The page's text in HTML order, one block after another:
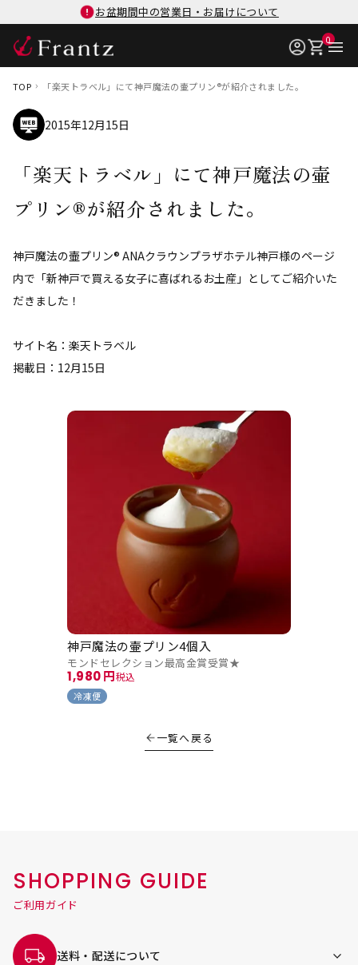
お盆期間中の営業日・お届けについて
0
TOP 「楽天トラベル」にて神戸魔法の壷プリン®が紹介されました。
2015年12月15日
「楽天トラベル」にて神戸魔法の壷
プリン®が紹介されました。
神戸魔法の壷プリン® ANAクラウンプラザホテル神戸様のページ
内で「新神戸で買える女子に喜ばれるお土産」としてご紹介いた
だきました！
サイト名：楽天トラベル
掲載日：12月15日
モンドセレクション最高金賞受賞★
神戸魔法の壷プリン4個入
冷凍便
1,980 税込
一覧へ戻る
SHOPPING GUIDE
ご利用ガイド
送料・配送について